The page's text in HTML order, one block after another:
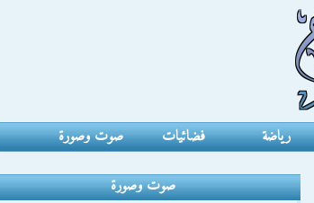
رياضة فضائيات صوت وصورة
صوت وصورة